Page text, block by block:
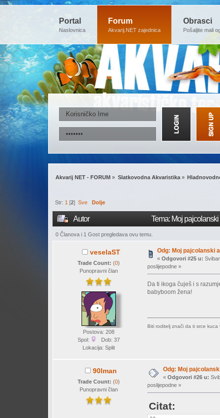
Portal
Naslovnica
Forum
Akvarij.NET zajednica
Obrasci
Pošaljite mali
Akvarij NET - FORUM » Slatkovodna Akvaristika»
Str:1 [2]Sve Dolje
Autor Tema: Moj
0 Članova i 1 Gost pregledava ovu temu.
veselaST
Trade Count: (0)
Punopravni član
Postova: 208
Spol:
Dob: 37
Lokacija: Split
Odg: Moj pajcolanski
« Odgovori #25 u:
poslijepodne »
Da ti ikoga čuješ i s
babyboom žena!
Biti roditelj znači da ti srce kuca
90lman
Trade Count: (0)
Punopravni član
Odg: Moj
« Odgovori #26 u:
poslijepodne »
Citat: